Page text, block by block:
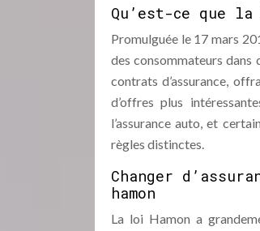
Qu’est-ce que
Promulguée le 17 mars
des consommateurs dans
contrats d’assurance,
d’offres plus
l’assurance auto, et
règles distinctes.
Changer
hamon
La loi Hamon a